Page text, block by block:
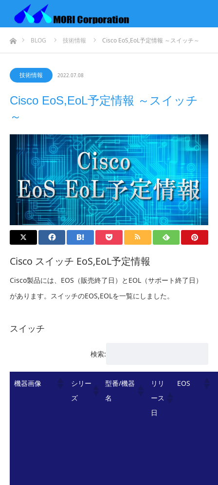
ホームBLOG 技術情報 Cisco EoS,EoL予定情報 ～スイッチ～
技術情報 2022.07.08
Cisco EoS,EoL予定情報 ～スイッチ
～
Cisco スイッチ EoS,EoL予定情報
Cisco製品には、EOS（販売終了日）とEOL（サポート終了日）
があります。スイッチのEOS,EOLを一覧にしました。
スイッチ
検索:
機器画像
シリー
ズ
型番/機器
名
リリ
ース
日
EOS